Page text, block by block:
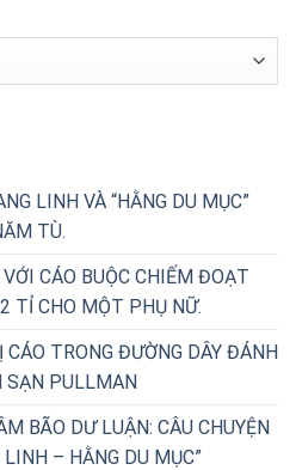
LINH VÀ “HẰNG DU MỤC”
TÙ.
CÁO BUỘC CHIẾM ĐOẠT
TỈ CHO MỘT PHỤ NỮ.
TRONG ĐƯỜNG DÂY ĐÁNH
SẠN PULLMAN
BÃO DƯ LUẬN: CÂU CHUYỆN
– HẰNG DU MỤC”